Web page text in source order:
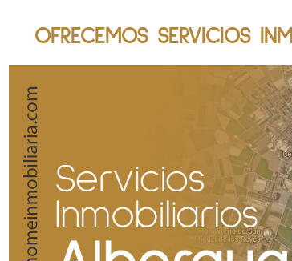
OFRECEMOS SERVICIOS